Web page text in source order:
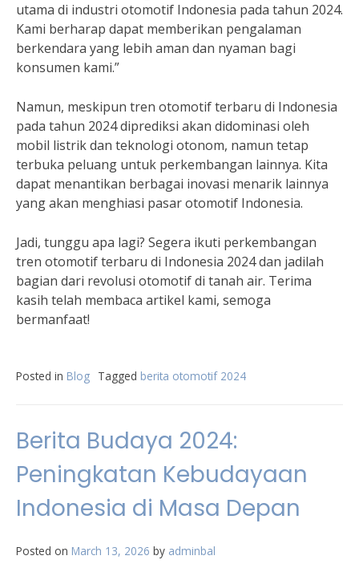
utama di industri otomotif Indonesia pada tahun 2024.
Kami berharap dapat memberikan pengalaman
berkendara yang lebih aman dan nyaman bagi
konsumen kami.”
Namun, meskipun tren otomotif terbaru di Indonesia
pada tahun 2024 diprediksi akan didominasi oleh
mobil listrik dan teknologi otonom, namun tetap
terbuka peluang untuk perkembangan lainnya. Kita
dapat menantikan berbagai inovasi menarik lainnya
yang akan menghiasi pasar otomotif Indonesia.
Jadi, tunggu apa lagi? Segera ikuti perkembangan
tren otomotif terbaru di Indonesia 2024 dan jadilah
bagian dari revolusi otomotif di tanah air. Terima
kasih telah membaca artikel kami, semoga
bermanfaat!
Posted in Blog Tagged berita otomotif 2024
Berita Budaya 2024:
Peningkatan Kebudayaan
Indonesia di Masa Depan
Posted on March 13, 2026 by adminbal